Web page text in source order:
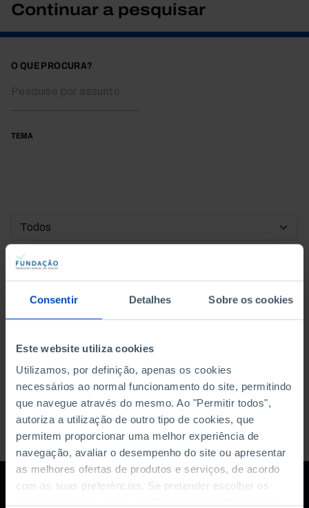
Consentir Detalhes Sobre os cookies
Este website utiliza cookies
Utilizamos, por definição, apenas os cookies
necessários ao normal funcionamento do site, permitindo
que navegue através do mesmo. Ao "Permitir todos",
autoriza a utilização de outro tipo de cookies, que
permitem proporcionar uma melhor experiência de
navegação, avaliar o desempenho do site ou apresentar
as melhores ofertas de produtos e serviços, de acordo
com as suas preferências. Se pretender escolher os
Continuar a pesquisar
O QUE PROCURA?
TEMA
DATA DE INÍCIO
DATA DE FIM